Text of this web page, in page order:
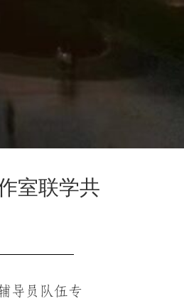
室联学共
导员队伍专